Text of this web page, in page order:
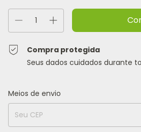
Compra protegida
Seus dados cuidados durante
Entregas para o CEP:
Meios de envio